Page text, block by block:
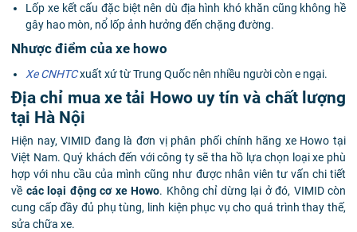
Lốp xe kết cấu đặc biệt nên dù địa hình khó khăn cũng không hề
gây hao mòn, nổ lốp ảnh hưởng đến chặng đường.
Nhược điểm của xe howo
Xe CNHTCxuất xứ từ Trung Quốc nên nhiều người còn e ngại.
Địa chỉ mua xe tải Howo uy tín và chất lượng
tại Hà Nội
Hiện nay, VIMID đang là đơn vị phân phối chính hãng xe Howo tại
Việt Nam. Quý khách đến với công ty sẽ tha hồ lựa chọn loại xe phù
hợp với nhu cầu của mình cũng như được nhân viên tư vấn chi tiết
về các loại động cơ xe Howo. Không chỉ dừng lại ở đó, VIMID còn
cung cấp đầy đủ phụ tùng, linh kiện phục vụ cho quá trình thay thế,
sửa chữa xe.